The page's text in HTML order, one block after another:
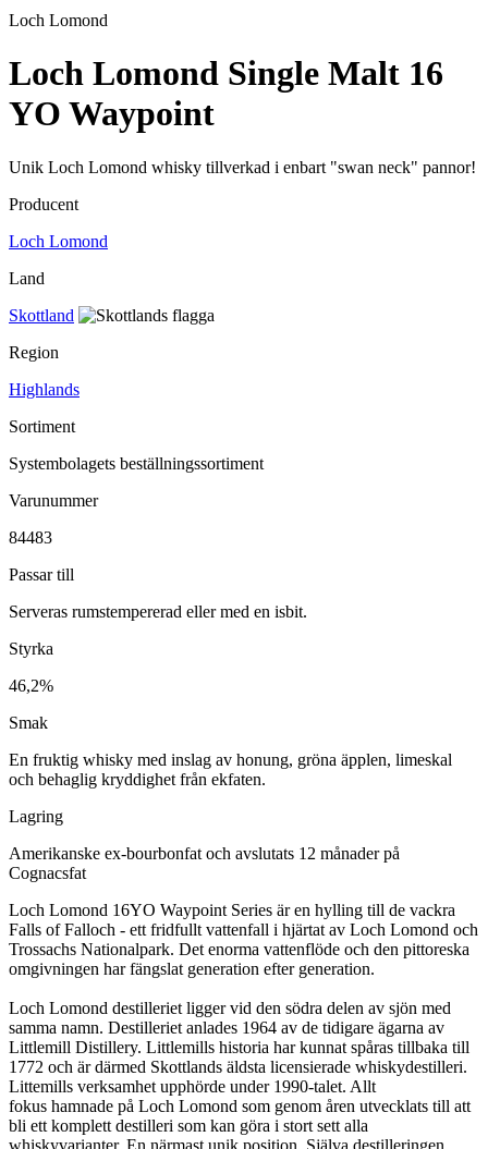
Loch Lomond
Loch Lomond Single Malt 16
YO Waypoint
Unik Loch Lomond whisky tillverkad i enbart "swan neck" pannor!
Producent
Loch Lomond
Land
Skottland
Region
Highlands
Sortiment
Systembolagets beställningssortiment
Varunummer
84483
Passar till
Serveras rumstempererad eller med en isbit.
Styrka
46,2%
Smak
En fruktig whisky med inslag av honung, gröna äpplen, limeskal
och behaglig kryddighet från ekfaten.
Lagring
Amerikanske ex-bourbonfat och avslutats 12 månader på
Cognacsfat
Loch Lomond 16YO Waypoint Series är en hylling till de vackra
Falls of Falloch - ett fridfullt vattenfall i hjärtat av Loch Lomond och
Trossachs Nationalpark. Det enorma vattenflöde och den pittoreska
omgivningen har fängslat generation efter generation.
Loch Lomond destilleriet ligger vid den södra delen av sjön med
samma namn. Destilleriet anlades 1964 av de tidigare ägarna av
Littlemill Distillery. Littlemills historia har kunnat spåras tillbaka till
1772 och är därmed Skottlands äldsta licensierade whiskydestilleri.
Littemills verksamhet upphörde under 1990-talet. Allt
fokus hamnade på Loch Lomond som genom åren utvecklats till att
bli ett komplett destilleri som kan göra i stort sett alla
whiskyvarianter. En närmast unik position. Själva destilleringen